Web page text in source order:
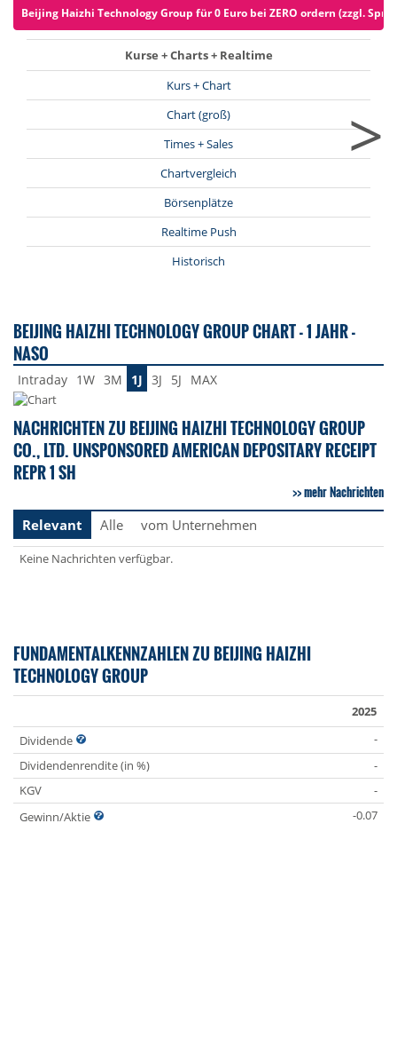
Beijing Haizhi Technology Group für 0 Euro bei ZERO ordern (zzgl.
Kurse + Charts + Realtime
Kurs + Chart
Chart (groß)
Times + Sales
Chartvergleich
Börsenplätze
Realtime Push
Historisch
>
BEIJING HAIZHI TECHNOLOGY GROUP CHART - 1 JAHR -
NASO
Intraday 1W 3M 1J 3J 5J MAX
NACHRICHTEN ZU BEIJING HAIZHI TECHNOLOGY GROUP
CO., LTD. UNSPONSORED AMERICAN DEPOSITARY RECEIPT
REPR 1 SH
mehr Nachrichten
Relevant
Alle vom Unternehmen
Keine Nachrichten verfügbar.
FUNDAMENTALKENNZAHLEN ZU BEIJING HAIZHI
TECHNOLOGY GROUP
2025
Dividende
-
Dividendenrendite (in %)
-
KGV
-
Gewinn/Aktie
-0.07